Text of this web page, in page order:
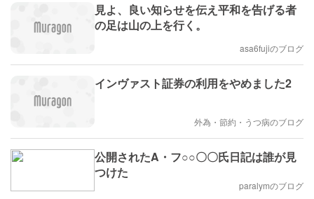
見よ、良い知らせを伝え平和を告げる者
の足は山の上を行く。
asa6fujiのブログ
インヴァスト証券の利用をやめました2
外為・節約・うつ病のブログ
公開されたA・フ○○〇〇氏日記は誰が見
つけた
paralymのブログ